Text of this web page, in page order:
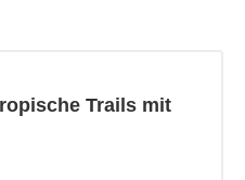
Trails mit